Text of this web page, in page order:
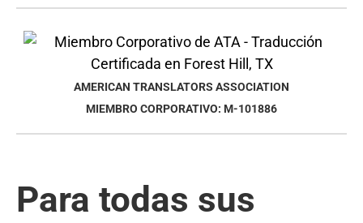
AMERICAN TRANSLATORS ASSOCIATION
MIEMBRO CORPORATIVO: M-101886
Para todas sus